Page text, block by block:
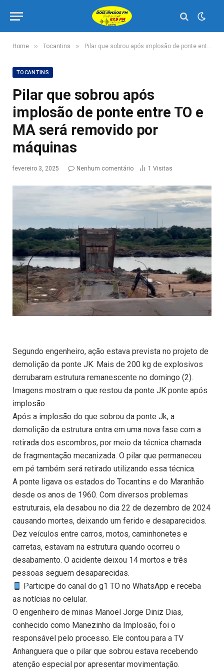
Home » Tocantins » Pilar que sobrou após implosão de ponte entre TO e MA será removido por máquinas
TOCANTINS
Pilar que sobrou após
implosão de ponte entre TO e
MA será removido por
máquinas
fevereiro 3, 2025 Nenhum comentário 1 Visitas
Segundo engenheiro, ação estava prevista no projeto de
demolição da ponte JK. Mais de 200 kg de explosivos
derrubaram estrutura remanescente no domingo (2).
Imagens mostram o que restou da ponte JK ponte após
implosão
Após a implosão do que sobrou da ponte Jk, a
demolição da estrutura entra em uma nova fase com a
retirada dos escombros, por meio da técnica chamada
de fragmentação mecanizada. O pilar que permaneceu
em pé também será retirado utilizando essa técnica.
A ponte ligava os estados do Tocantins e do Maranhão
desde os anos de 1960. Com diversos problemas
estruturais, ela desabou no dia 22 de dezembro de 2024
causando mortes, deixando um ferido e desaparecidos.
Dez veículos entre carros, motos, caminhonetes e
carretas, estavam na estrutura quando ocorreu o
desabamento. O acidente deixou 14 mortos e três
pessoas seguem desaparecidas.
Participe do canal do g1 TO no WhatsApp e receba
as notícias no celular.
O engenheiro de minas Manoel Jorge Diniz Dias,
conhecido como Manezinho da Implosão, foi o
responsável pelo processo. Ele contou para a TV
Anhanguera que o pilar que sobrou estava recebendo
atenção especial por apresentar movimentação.